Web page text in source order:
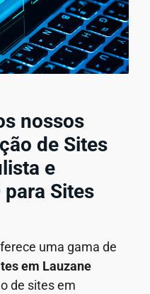
nossos
de Sites
e
para Sites
uma gama de
em Lauzane
de sites em